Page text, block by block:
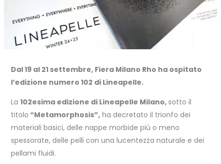
Dal 19 al 21 settembre, Fiera Milano Rho ha ospitato
l’edizione numero 102 di Lineapelle.
La 102esima edizione di Lineapelle Milano, sotto il
titolo “Metamorphosis”,ha decretato il trionfo dei
materiali basici, delle nappe morbide più o meno
spessorate, delle pelli con una lucentezza naturale e dei
pellami fluidi.